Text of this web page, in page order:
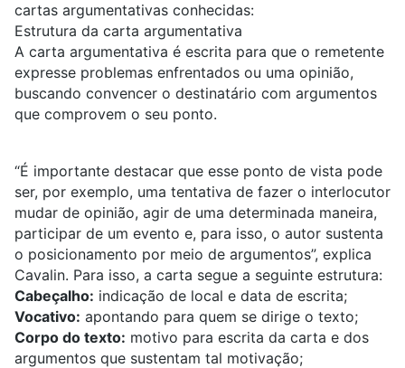
cartas argumentativas conhecidas:
Estrutura da carta argumentativa
A carta argumentativa é escrita para que o remetente
expresse problemas enfrentados ou uma opinião,
buscando convencer o destinatário com argumentos
que comprovem o seu ponto.
“É importante destacar que esse ponto de vista pode
ser, por exemplo, uma tentativa de fazer o interlocutor
mudar de opinião, agir de uma determinada maneira,
participar de um evento e, para isso, o autor sustenta
o posicionamento por meio de argumentos”, explica
Cavalin. Para isso, a carta segue a seguinte estrutura:
Cabeçalho: indicação de local e data de escrita;
Vocativo: apontando para quem se dirige o texto;
Corpo do texto: motivo para escrita da carta e dos
argumentos que sustentam tal motivação;